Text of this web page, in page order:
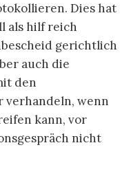
Dies hat
als hilf reich
gerichtlich
auch die
den
verhandeln, wenn
kann, vor
nicht